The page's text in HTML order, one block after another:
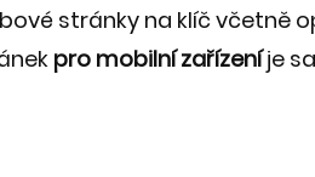
stránky na klíč včetně
pro mobilní zařízeníje